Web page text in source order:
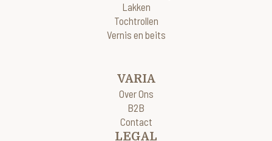
Lakken
Tochtrollen
Vernis en beits
VARIA
Over Ons
B2B
Contact
LEGAL